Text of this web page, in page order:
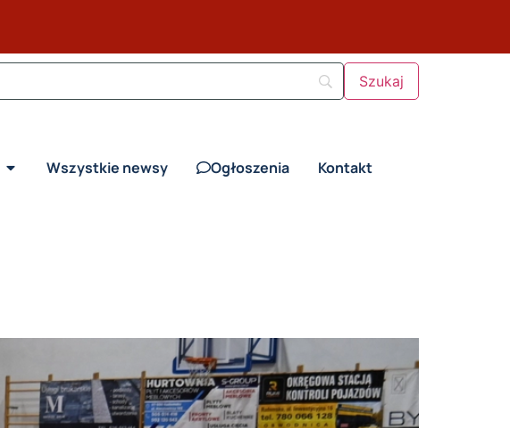
Wszystkie newsy Ogłoszenia Kontakt